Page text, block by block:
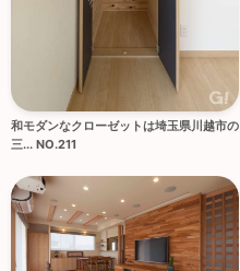
和モダンなクローゼットは埼玉県川越市の
三... NO.211